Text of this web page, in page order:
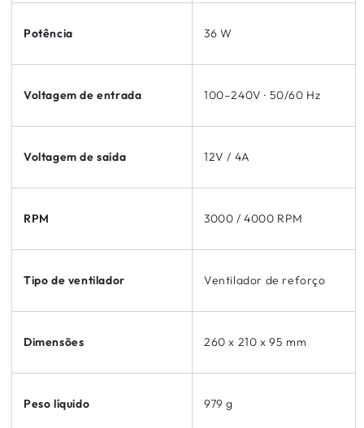
Potência 36 W
Voltagem de entrada 100–240V · 50/60 Hz
Voltagem de saída 12V / 4A
RPM 3000 / 4000 RPM
Tipo de ventilador Ventilador de reforço
Dimensões 260 x 210 x 95 mm
Peso líquido 979 g